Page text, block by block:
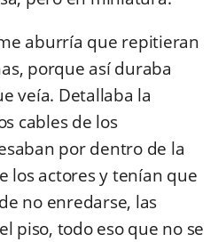
aburría que repitieran
porque así duraba
veía. Detallaba la
cables de los
por dentro de la
los actores y tenían que
no enredarse, las
piso, todo eso que no se